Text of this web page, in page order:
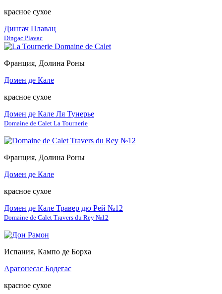
красное сухое
Дингач Плавац
Dingac Plavac
Франция, Долина Роны
Домен де Кале
красное сухое
Домен де Кале Ля Тунерье
Domaine de Calet La Tournerie
Франция, Долина Роны
Домен де Кале
красное сухое
Домен де Кале Травер дю Рей №12
Domaine de Calet Travers du Rey №12
Испания, Кампо де Борха
Арагонесас Бодегас
красное сухое